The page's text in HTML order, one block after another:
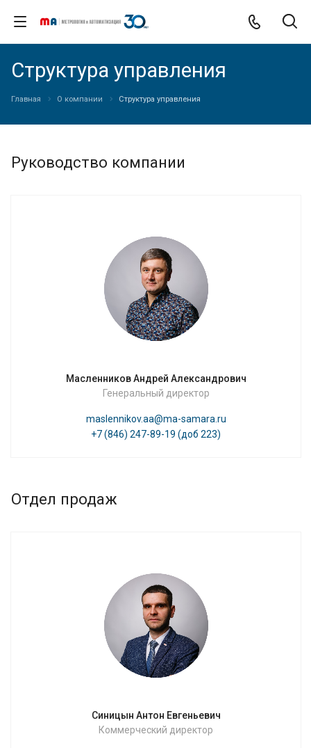
Структура управления
Главная О компании Структура управления
Руководство компании
Масленников Андрей Александрович
Генеральный директор
maslennikov.aa@ma-samara.ru
+7 (846) 247-89-19 (доб 223)
Отдел продаж
Синицын Антон Евгеньевич
Коммерческий директор